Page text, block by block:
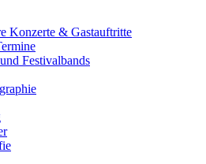
Konzerte & Gastauftritte
Festivalbands